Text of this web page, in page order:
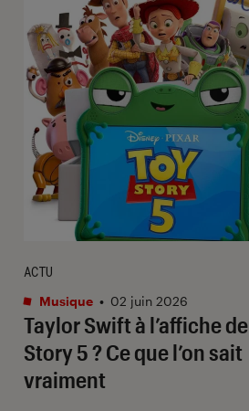
Taylor Swift à l’affiche de
Story 5? Ce que l’on sait
vraiment
ACTU
Musique • 02 juin 2026